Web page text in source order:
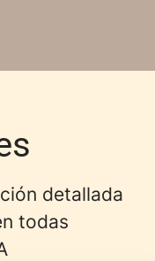
detallada
todas